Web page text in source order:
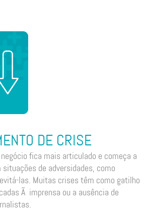
DE CRISE
fica mais articulado e começa a
de adversidades, como
las. Muitas crises têm como gatilho
Ã imprensa ou a ausência de